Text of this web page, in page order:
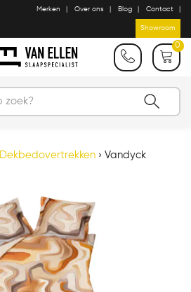
Merken Over ons Blog Contact
Showroom
0
Dekbedovertrekken › Vandyck